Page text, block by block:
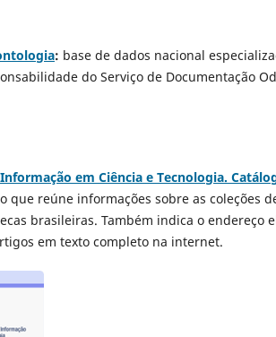
: base de dados nacional
do Serviço de Documentação
em Ciência e Tecnologia.
que reúne informações sobre as coleções
brasileiras. Também indica o endereço
em texto completo na internet.